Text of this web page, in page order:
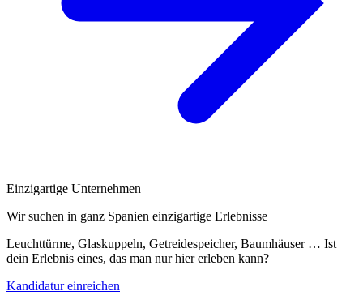
Einzigartige Unternehmen
Wir suchen in ganz Spanien einzigartige Erlebnisse
Leuchttürme, Glaskuppeln, Getreidespeicher, Baumhäuser … Ist
dein Erlebnis eines, das man nur hier erleben kann?
Kandidatur einreichen